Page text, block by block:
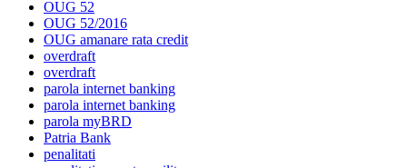
OUG 52
OUG 52/2016
OUG amanare rata credit
overdraft
overdraft
parola internet banking
parola internet banking
parola myBRD
Patria Bank
penalitati